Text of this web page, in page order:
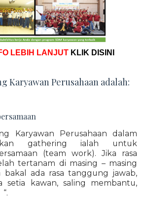
LEBIH LANJUT KLIK DISINI
Karyawan Perusahaan adalah:
Karyawan Perusahaan dalam
gathering ialah untuk
(team work). Jika rasa
tertanam di masing – masing
bakal ada rasa tanggung jawab,
setia kawan, saling membantu,